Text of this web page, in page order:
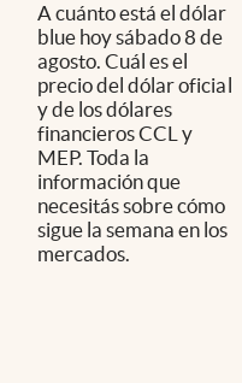
A cuánto está el dólar
blue hoy sábado 8 de
agosto. Cuál es el
precio del dólar oficial
y de los dólares
financieros CCL y
MEP. Toda la
información que
necesitás sobre cómo
sigue la semana en los
mercados.